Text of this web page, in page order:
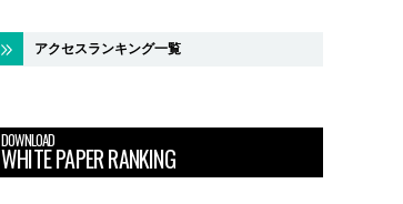
アクセスランキング一覧
DOWNLOAD
WHITE PAPER RANKING